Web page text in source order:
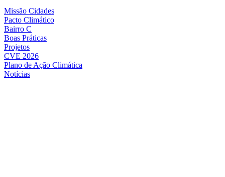
Missão Cidades
Pacto Climático
Bairro C
Boas Práticas
Projetos
CVE 2026
Plano de Ação Climática
Notícias